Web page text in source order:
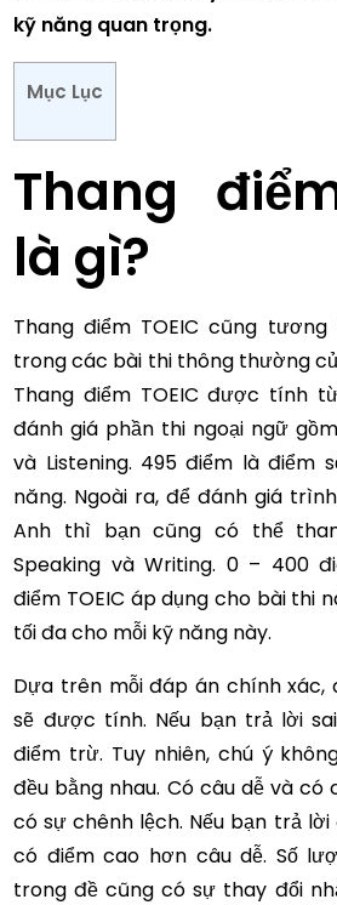
kỹ năng quan trọng.
Mục Lục
Thang
là gì?
Thang điểm TOEIC cũng
trong các bài thi thông thường
Thang điểm TOEIC được tính
đánh giá phần thi ngoại ngữ
và Listening. 495 điểm là điểm
năng. Ngoài ra, để đánh giá
Anh thì bạn cũng có thể
Speaking và Writing. 0 – 400
điểm TOEIC áp dụng cho bài thi
tối đa cho mỗi kỹ năng này.
Dựa trên mỗi đáp án chính xác,
sẽ được tính. Nếu bạn trả lời
điểm trừ. Tuy nhiên, chú ý
đều bằng nhau. Có câu dễ và có
có sự chênh lệch. Nếu bạn trả
có điểm cao hơn câu dễ. Số
trong đề cũng có sự thay đổi